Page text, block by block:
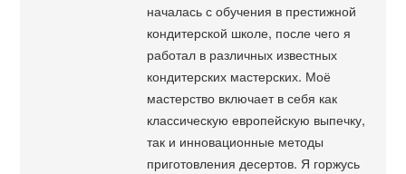
началась с обучения в престижной
кондитерской школе, после чего я
работал в различных известных
кондитерских мастерских. Моё
мастерство включает в себя как
классическую европейскую выпечку,
так и инновационные методы
приготовления десертов. Я горжусь